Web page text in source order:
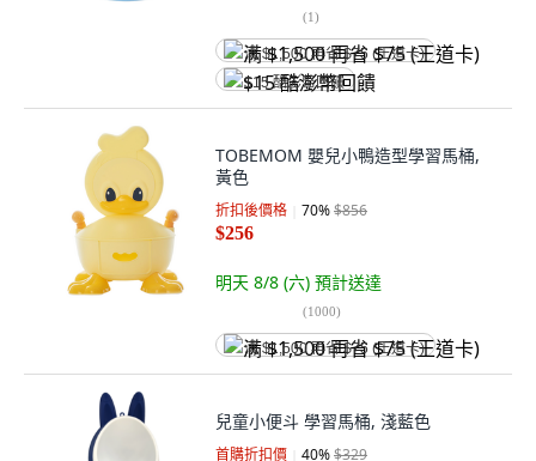
(1)
满 $1,500 再省 $75 (王道卡)
$15 酷澎幣回饋
TOBEMOM 嬰兒小鴨造型學習馬桶,
黃色
折扣後價格 70%$856
$256
明天 8/8 (六) 預計送達
(1000)
满 $1,500 再省 $75 (王道卡)
兒童小便斗 學習馬桶, 淺藍色
首購折扣價 40%$329